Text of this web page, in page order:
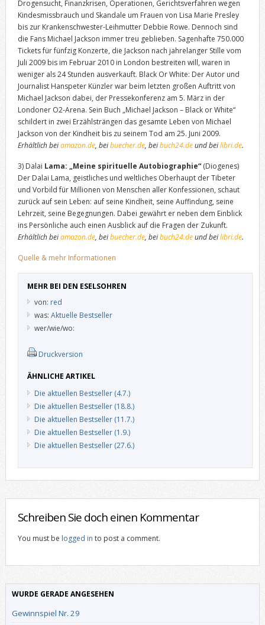
Drogensucht, Finanzkrisen, Operationen, Gerichtsverfahren wegen
Kindesmissbrauch und Skandale um Frauen von Lisa Marie Presley
bis zur Krankenschwester-Leihmutter Debbie Rowe. Dennoch sind
die Fans Michael Jackson immer treu geblieben. Sagenhafte 750.000
Tickets für fünfzig Konzerte, die Jackson nach jahrelanger Stille vom
Juli 2009 bis im Februar 2010 in London bestreiten will, waren in
weniger als 24 Stunden ausverkauft. Black Or White: Der Autor und
Journalist Hanspeter Künzler war beim letzten großen Auftritt von
Michael Jackson dabei, der Pressekonferenz am 5. März in der
Londoner O2-Arena. Sein Buch „Michael Jackson – Black or White“
schildert in zwei Erzählsträngen das gesamte Leben von Michael
Jackson von der Kindheit bis zu seinem Tod am 25. Juni 2009.
Erhältlich beiamazon.de, beibuecher.de, beibuch24.deund beilibri.de.
3) Dalai Lama: „Meine spirituelle Autobiographie“(Diogenes)
Der Dalai Lama, geistliches und weltliches Oberhaupt der Tibeter
und Vorbild für Millionen von Menschen aller Konfessionen, schaut
zurück auf sein Leben: auf seine Kindheit, seine Auffindung, seine
Lehrzeit, seine Begegnungen. Dabei gewährt er neben dem Einblick
ins Persönliche auch einen Ausblick auf die Fragen der Zukunft.
Erhältlich beiamazon.de, beibuecher.de, beibuch24.deund beilibri.de.
Quelle & mehr Informationen
MEHR BEI DEN ESELSOHREN
von: red
was: Aktuelle Bestseller
wer/wie/wo:
Druckversion
ÄHNLICHE ARTIKEL
Die aktuellen Bestseller (4.7.)
Die aktuellen Bestseller (18.8.)
Die aktuellen Bestseller (11.7.)
Die aktuellen Bestseller (1.9.)
Die aktuellen Bestseller (27.6.)
Schreiben Sie doch einen Kommentar
You must be logged in to post a comment.
WURDE GERADE ANGESEHEN
Gewinnspiel Nr. 29